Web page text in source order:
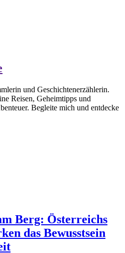
und Geschichtenerzählerin.
Reisen, Geheimtipps und
Begleite mich und entdecke
Berg: Österreichs
das Bewusstsein